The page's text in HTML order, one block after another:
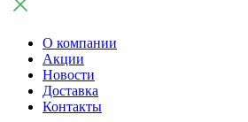
О компании
Акции
Новости
Доставка
Контакты